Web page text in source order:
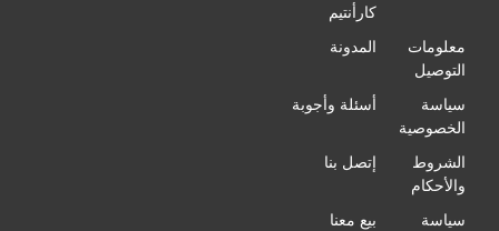
كارأنتيم
معلومات
التوصيل
المدونة
سياسة
الخصوصية
أسئلة وأجوبة
الشروط
والأحكام
إتصل بنا
سياسة بيع معنا